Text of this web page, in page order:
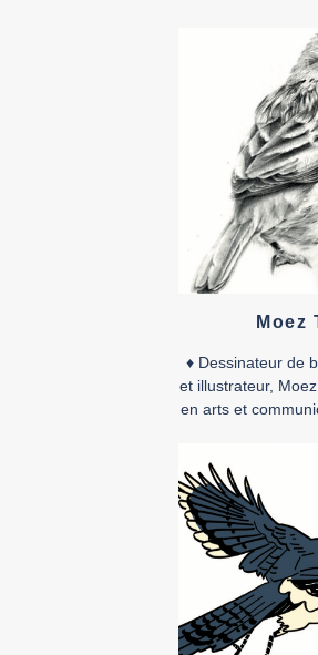
quotidien est
liberté à
d'Ahmed
du bagne
l’Alcatraz
Cellule 10.
les éditions Le
de presse
Moez
♦ Dessinateur de
et illustrateur,
en arts et
des entreprises de
comme illustrateur
d’édition
exercé en tant
dessin numérique.
le